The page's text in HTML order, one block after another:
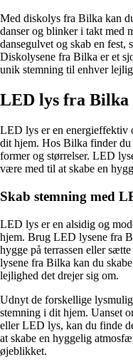
Med diskolys fra Bilka kan
danser og blinker i takt med
dansegulvet og skab en fest,
Diskolysene fra Bilka er et
unik stemning til enhver
LED lys fra Bilka
LED lys er en energieffektiv
dit hjem. Hos Bilka finder
former og størrelser. LED
være med til at skabe en
Skab stemning med
LED lys er en alsidig og
hjem. Brug LED lysene fra
hygge på terrassen eller
lysene fra Bilka kan du
lejlighed det drejer sig om.
Udnyt de forskellige
stemning i dit hjem. Uanset
eller LED lys, kan du finde
at skabe en hyggelig
øjeblikket.